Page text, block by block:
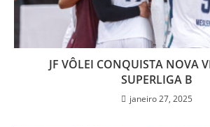
JF VÔLEI CONQUISTA NOVA
SUPERLIGA B
janeiro 27, 2025